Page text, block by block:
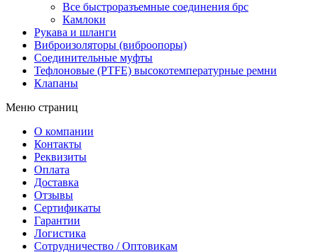
Все быстроразъемные соединения брс
Камлоки
Рукава и шланги
Виброизоляторы (виброопоры)
Соединительные муфты
Тефлоновые (PTFE) высокотемпературные ремни
Клапаны
Меню страниц
О компании
Контакты
Реквизиты
Оплата
Доставка
Отзывы
Сертификаты
Гарантии
Логистика
Сотрудничество / Оптовикам